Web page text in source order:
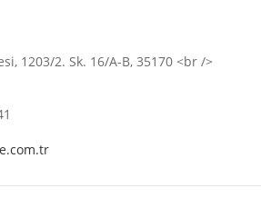
1203/2. Sk. 16/A-B, 35170 <br />